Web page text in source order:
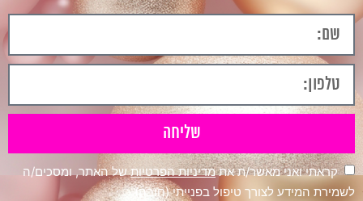
שליחה
קראתי ואני מאשר/ת אתמדיניות הפרטיותשל האתר, ומסכים/ה
לשמירת המידע לצורך טיפול בפנייתי (חובה)